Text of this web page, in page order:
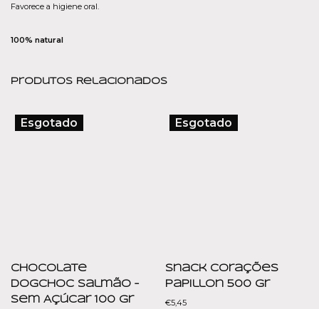
Favorece a higiene oral.
100% natural
Produtos Relacionados
Esgotado
Chocolate
DogChoc Salmão –
Sem Açúcar 100 gr
Esgotado
Snack Corações
Papillon 500 gr
€5,45